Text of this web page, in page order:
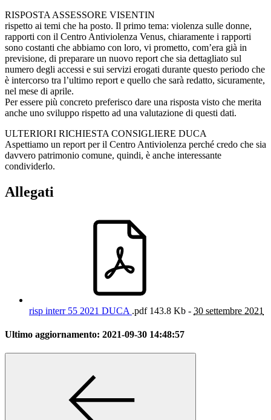
RISPOSTA ASSESSORE VISENTIN
rispetto ai temi che ha posto. Il primo tema: violenza sulle donne,
rapporti con il Centro Antiviolenza Venus, chiaramente i rapporti
sono costanti che abbiamo con loro, vi prometto, com’era già in
previsione, di preparare un nuovo report che sia dettagliato sul
numero degli accessi e sui servizi erogati durante questo periodo che
è intercorso tra l’ultimo report e quello che sarà redatto, sicuramente,
nel mese di aprile.
Per essere più concreto preferisco dare una risposta visto che merita
anche uno sviluppo rispetto ad una valutazione di questi dati.
ULTERIORI RICHIESTA CONSIGLIERE DUCA
Aspettiamo un report per il Centro Antiviolenza perché credo che sia
davvero patrimonio comune, quindi, è anche interessante
condividerlo.
Allegati
risp interr 55 2021 DUCA .pdf143.8 Kb - 30 settembre 2021
Ultimo aggiornamento: 2021-09-30 14:48:57